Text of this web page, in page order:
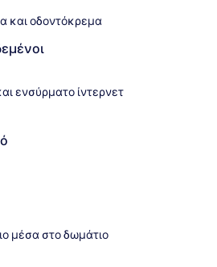
και οδοντόκρεμα
ενσύρματο ίντερνετ
μέσα στο δωμάτιο